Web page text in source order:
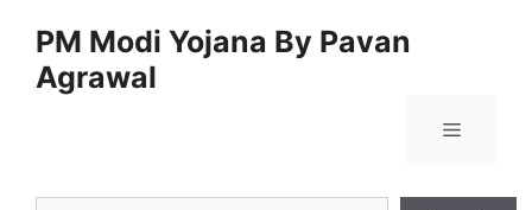
content
PM Modi Yojana By Pavan
Agrawal
Menu